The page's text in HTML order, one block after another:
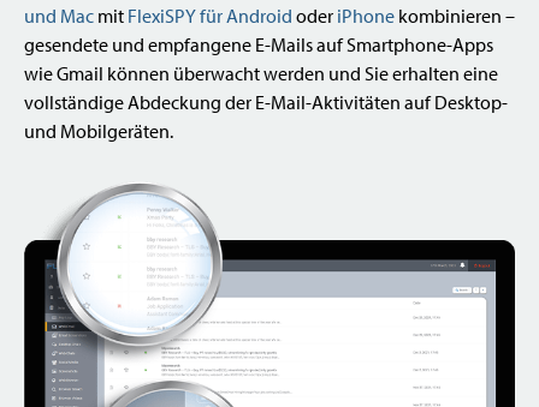
und Mac mit FlexiSPY für Android oder iPhone kombinieren –
gesendete und empfangene E-Mails auf Smartphone-Apps
wie Gmail können überwacht werden und Sie erhalten eine
vollständige Abdeckung der E-Mail-Aktivitäten auf Desktop-
und Mobilgeräten.